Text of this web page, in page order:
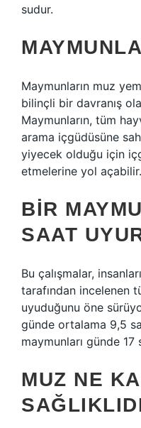
sudur.
Maymunların muz
bilinçli bir davranış
Maymunların, tüm
arama içgüdüsüne
yiyecek olduğu için
etmelerine yol açabilir.
BIR
SAAT
Bu çalışmalar,
tarafından incelenen
uyuduğunu öne
günde ortalama 9,5
maymunları günde 17
MUZ NE